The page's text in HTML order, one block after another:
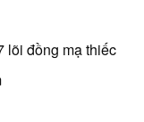
lõi đồng mạ thiếc